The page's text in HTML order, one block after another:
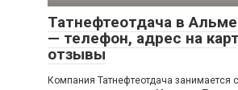
Татнефтеотдача в
— телефон, адрес на
отзывы
Компания Татнефтеотдача